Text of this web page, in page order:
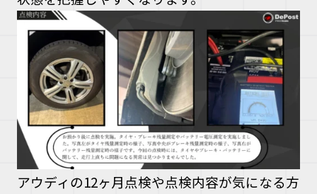
アウディの12ヶ月点検や点検内容が気になる方